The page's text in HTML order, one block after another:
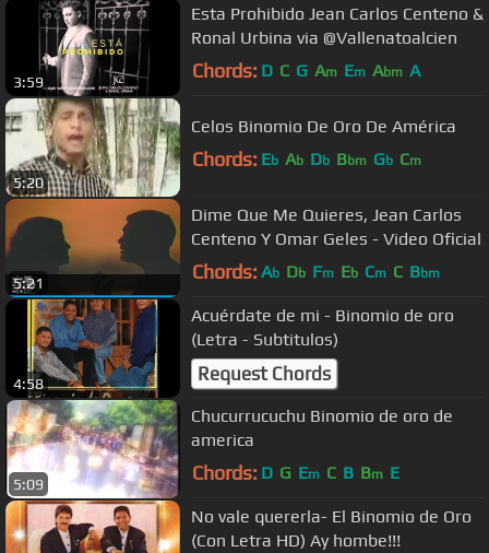
3:59
Esta Prohibido Jean Carlos Centeno &
Ronal Urbina via @Vallenatoalcien
Chords: D C G Am Em Abm A
5:20
Celos Binomio De Oro De América
Chords: Eb Ab Db Bbm Gb Cm
5:21
Dime Que Me Quieres, Jean Carlos
Centeno Y Omar Geles - Video Oficial
Chords: Ab Db Fm Eb Cm C Bbm
4:58
Acuérdate de mi - Binomio de oro
(Letra - Subtitulos)
Request Chords
5:09
Chucurrucuchu Binomio de oro de
america
Chords: D G Em C B Bm E
No vale quererla- El Binomio de Oro
(Con Letra HD) Ay hombe!!!